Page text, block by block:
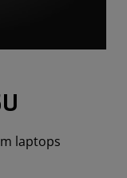
laptops